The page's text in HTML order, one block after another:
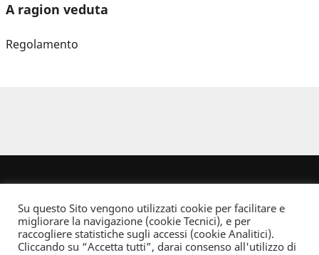
A ragion veduta
Regolamento
Dove non indicato altrimenti quest’opera è distribuita con Licenza
Su questo Sito vengono utilizzati cookie per facilitare e
migliorare la navigazione (cookie Tecnici), e per
raccogliere statistiche sugli accessi (cookie Analitici).
Cliccando su “Accetta tutti”, darai consenso all'utilizzo di